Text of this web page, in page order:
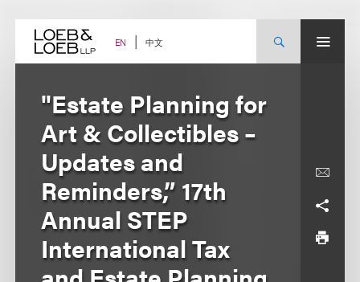
content EN 中文
"Estate Planning for
Art & Collectibles –
Updates and
Reminders,” 17th
Annual STEP
International Tax